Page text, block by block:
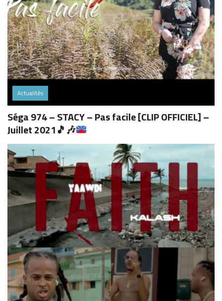
Actualités
Séga 974 – STACY – Pas facile [CLIP OFFICIEL] –
Juillet 2021🎵🎶